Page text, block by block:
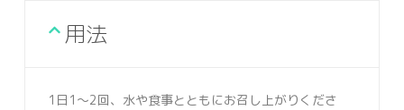
用法
1日1～2回、水や食事とともにお召し上がりくださ